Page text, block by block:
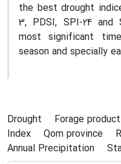
the best drought
3, PDSI, SPI-24 and
most significant
season and specially
Drought Forage
Index
Qom province
Annual Precipitation